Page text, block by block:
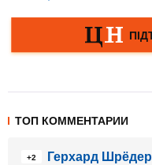
ТОП КОММЕНТАРИИ
+2
Герхард Шрёдер